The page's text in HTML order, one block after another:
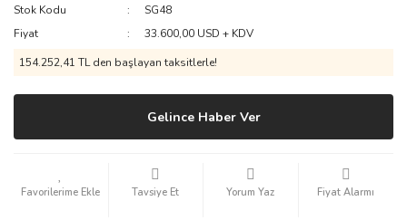
Stok Kodu
SG48
Fiyat
33.600,00 USD + KDV
154.252,41 TL den başlayan taksitlerle!
Gelince Haber Ver
Tavsiye Et Yorum Yaz Fiyat Alarmı